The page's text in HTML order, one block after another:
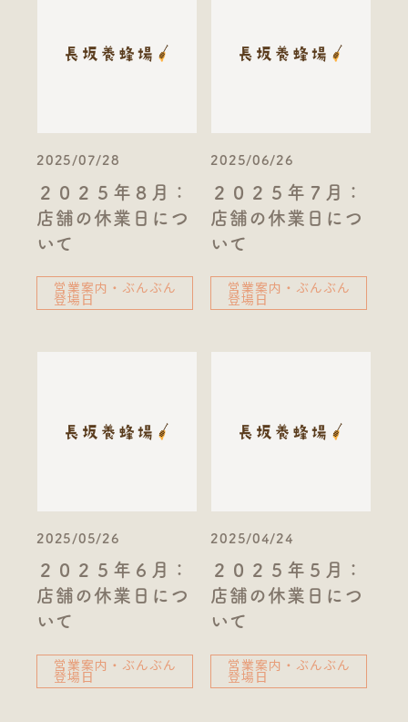
2025/07/28
２０２５年８月：
店舗の休業日につ
いて
営業案内・ぶんぶん
登場日
2025/06/26
２０２５年７月：
店舗の休業日につ
いて
営業案内・ぶんぶん
登場日
2025/05/26
２０２５年６月：
店舗の休業日につ
いて
営業案内・ぶんぶん
登場日
2025/04/24
２０２５年５月：
店舗の休業日につ
いて
営業案内・ぶんぶん
登場日